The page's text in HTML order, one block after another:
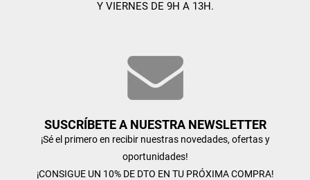
Y VIERNES DE 9H A 13H.
SUSCRÍBETE A NUESTRA NEWSLETTER
¡Sé el primero en recibir nuestras novedades, ofertas y
oportunidades!
¡CONSIGUE UN 10% DE DTO EN TU PRÓXIMA COMPRA!